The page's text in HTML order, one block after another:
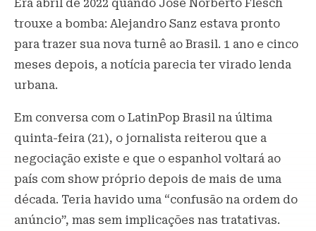
Era abril de 2022 quando José Norberto Flesch
trouxe a bomba: Alejandro Sanz estava pronto
para trazer sua nova turnê ao Brasil. 1 ano e cinco
meses depois, a notícia parecia ter virado lenda
urbana.
Em conversa com o LatinPop Brasil na última
quinta-feira (21), o jornalista reiterou que a
negociação existe e que o espanhol voltará ao
país com show próprio depois de mais de uma
década. Teria havido uma “confusão na ordem do
anúncio”, mas sem implicações nas tratativas.